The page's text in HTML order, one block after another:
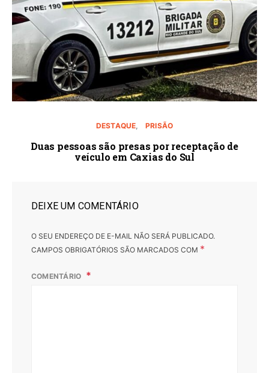
DESTAQUE PRISÃO
Duas pessoas são presas por receptação de
veículo em Caxias do Sul
DEIXE UM COMENTÁRIO
O SEU ENDEREÇO DE E-MAIL NÃO SERÁ PUBLICADO.
CAMPOS OBRIGATÓRIOS SÃO MARCADOS COM *
COMENTÁRIO